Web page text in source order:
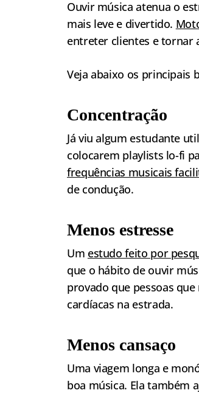
Ouvir música atenua o
mais leve e divertido.
entreter clientes e tornar
Veja abaixo os principais
Concentração
Já viu algum estudante
colocarem playlists lo-fi
frequências musicais
de condução.
Menos estresse
Um estudo feito por
que o hábito de ouvir
provado que pessoas
cardíacas na estrada.
Menos cansaço
Uma viagem longa e
boa música. Ela também